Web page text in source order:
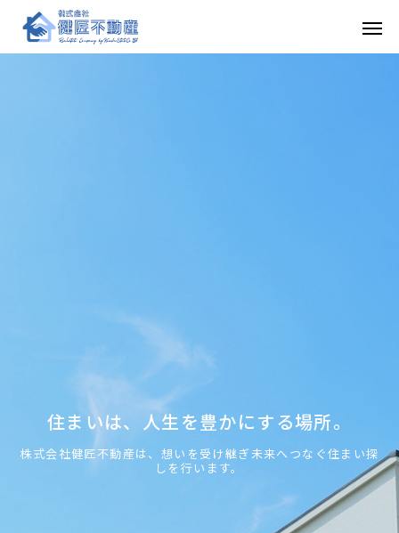
住まいは、人生を豊かにする場所。
株式会社健匠不動産は、想いを受け継ぎ未来へつなぐ住まい探
しを行います。